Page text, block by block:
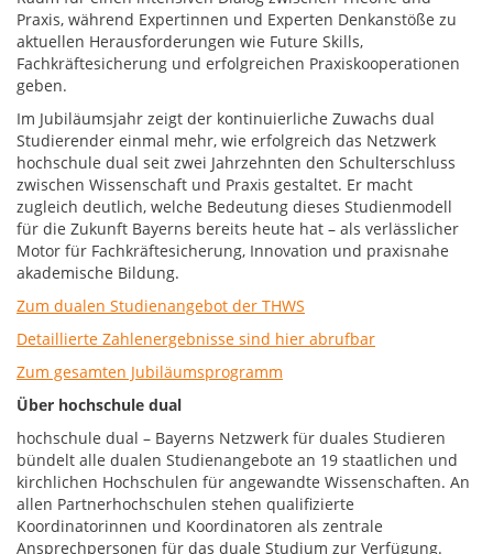
Praxis, während Expertinnen und Experten Denkanstöße zu
aktuellen Herausforderungen wie Future Skills,
Fachkräftesicherung und erfolgreichen Praxiskooperationen
geben.
Im Jubiläumsjahr zeigt der kontinuierliche Zuwachs dual
Studierender einmal mehr, wie erfolgreich das Netzwerk
hochschule dual seit zwei Jahrzehnten den Schulterschluss
zwischen Wissenschaft und Praxis gestaltet. Er macht
zugleich deutlich, welche Bedeutung dieses Studienmodell
für die Zukunft Bayerns bereits heute hat – als verlässlicher
Motor für Fachkräftesicherung, Innovation und praxisnahe
akademische Bildung.
Zum dualen Studienangebot der THWS
Detaillierte Zahlenergebnisse sind hier abrufbar
Zum gesamten Jubiläumsprogramm
Über hochschule dual
hochschule dual – Bayerns Netzwerk für duales Studieren
bündelt alle dualen Studienangebote an 19 staatlichen und
kirchlichen Hochschulen für angewandte Wissenschaften. An
allen Partnerhochschulen stehen qualifizierte
Koordinatorinnen und Koordinatoren als zentrale
Ansprechpersonen für das duale Studium zur Verfügung.